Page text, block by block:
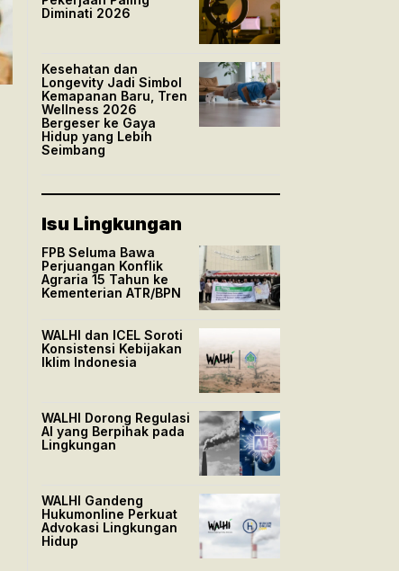
Diminati 2026
Kesehatan dan
Longevity Jadi Simbol
Kemapanan Baru, Tren
Wellness 2026
Bergeser ke Gaya
Hidup yang Lebih
Seimbang
Isu Lingkungan
FPB Seluma Bawa
Perjuangan Konflik
Agraria 15 Tahun ke
Kementerian ATR/BPN
WALHI dan ICEL Soroti
Konsistensi Kebijakan
Iklim Indonesia
WALHI Dorong Regulasi
AI yang Berpihak pada
Lingkungan
WALHI Gandeng
Hukumonline Perkuat
Advokasi Lingkungan
Hidup